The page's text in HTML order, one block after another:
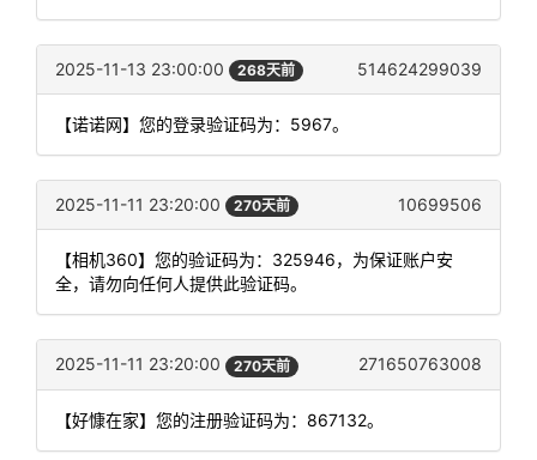
2025-11-13 23:00:00 268天前 514624299039
【诺诺网】您的登录验证码为：5967。
2025-11-11 23:20:00 270天前 10699506
【相机360】您的验证码为：325946，为保证账户安
全，请勿向任何人提供此验证码。
2025-11-11 23:20:00 270天前 271650763008
【好慷在家】您的注册验证码为：867132。